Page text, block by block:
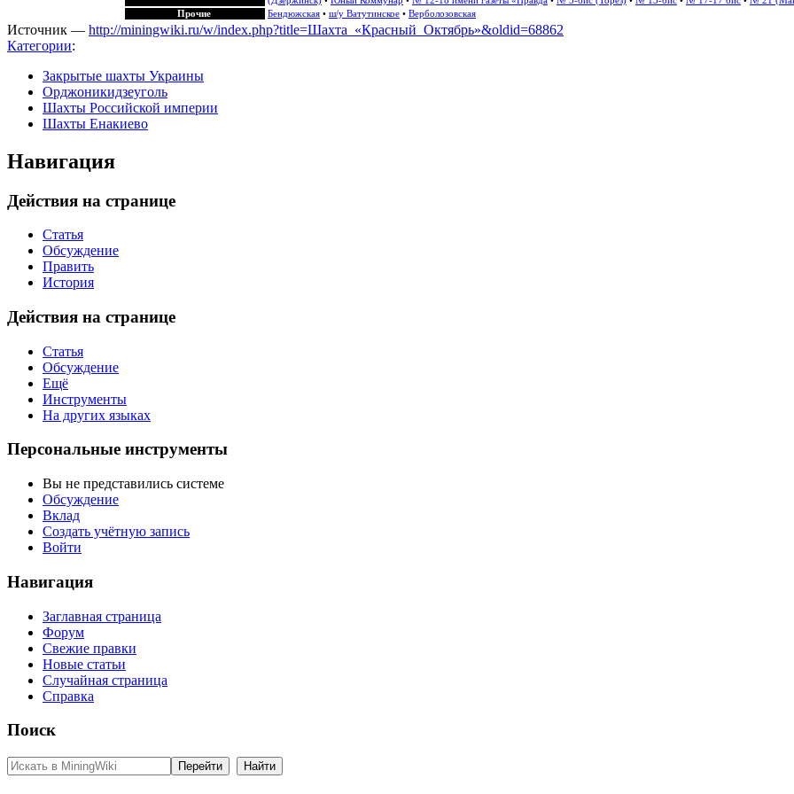
Прочие
Бендюжская • ш/у Ватутинское • Верболозовская
Источник — http://miningwiki.ru/w/index.php?title=Шахта_«Красный_Октябрь»&oldid=68862
Категории:
Закрытые шахты Украины
Орджоникидзеуголь
Шахты Российской империи
Шахты Енакиево
Навигация
Действия на странице
Статья
Обсуждение
Править
История
Действия на странице
Статья
Обсуждение
Ещё
Инструменты
На других языках
Персональные инструменты
Вы не представились системе
Обсуждение
Вклад
Создать учётную запись
Войти
Навигация
Заглавная страница
Форум
Свежие правки
Новые статьи
Случайная страница
Справка
Поиск